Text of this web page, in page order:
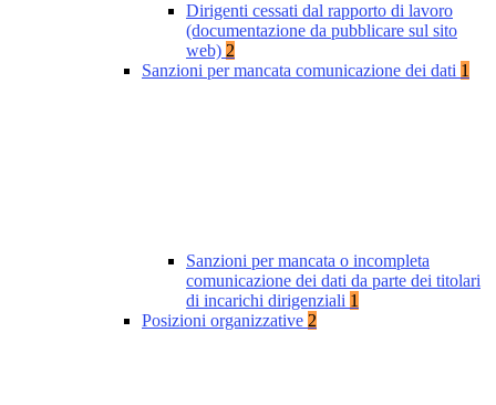
Dirigenti cessati dal rapporto di lavoro
(documentazione da pubblicare sul sito
web) 2
Sanzioni per mancata comunicazione dei dati 1
Sanzioni per mancata o incompleta
comunicazione dei dati da parte dei titolari
di incarichi dirigenziali 1
Posizioni organizzative 2